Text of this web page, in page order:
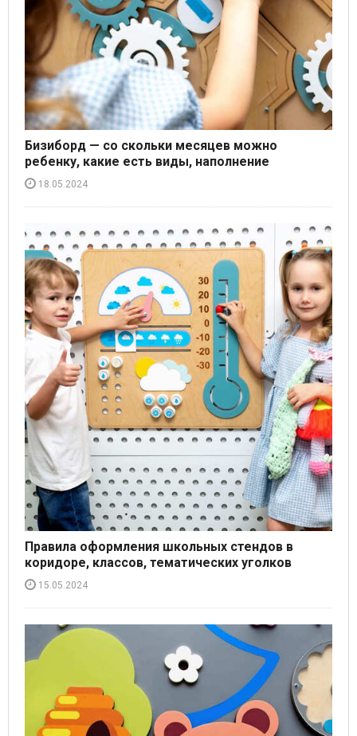
Бизиборд — со скольки месяцев можно
ребенку, какие есть виды, наполнение
18.05.2024
Правила оформления школьных стендов в
коридоре, классов, тематических уголков
15.05.2024